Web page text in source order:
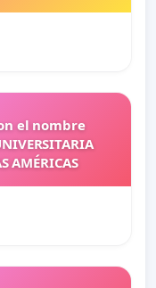
el nombre
AMÉRICAS